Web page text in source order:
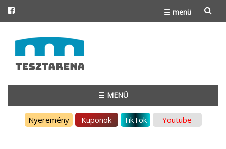
☰ menü
to
content
☰ MENÜ
Nyeremény Kuponok TikTok Youtube